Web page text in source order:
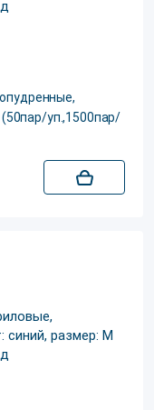
уп.,1500пар/